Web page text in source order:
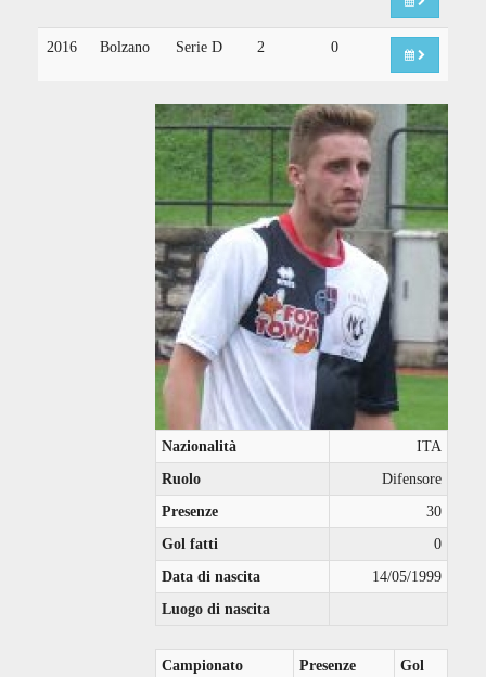
2016 Bolzano Serie D 2 0
Nazionalità
ITA
Ruolo
Difensore
Presenze
30
Gol fatti
0
Data di nascita
14/05/1999
Luogo di nascita
Campionato Presenze
Gol